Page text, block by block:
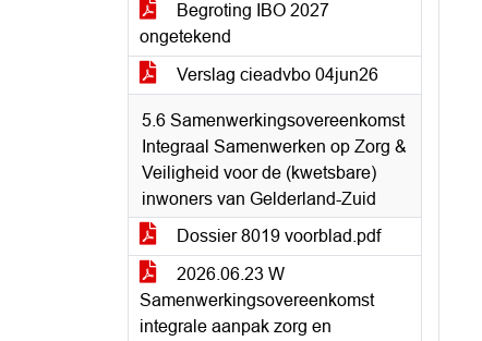
Begroting IBO 2027
ongetekend
Verslag cieadvbo 04jun26
5.6 Samenwerkingsovereenkomst
Integraal Samenwerken op Zorg &
Veiligheid voor de (kwetsbare)
inwoners van Gelderland-Zuid
Dossier 8019 voorblad.pdf
2026.06.23 W
Samenwerkingsovereenkomst
integrale aanpak zorg en